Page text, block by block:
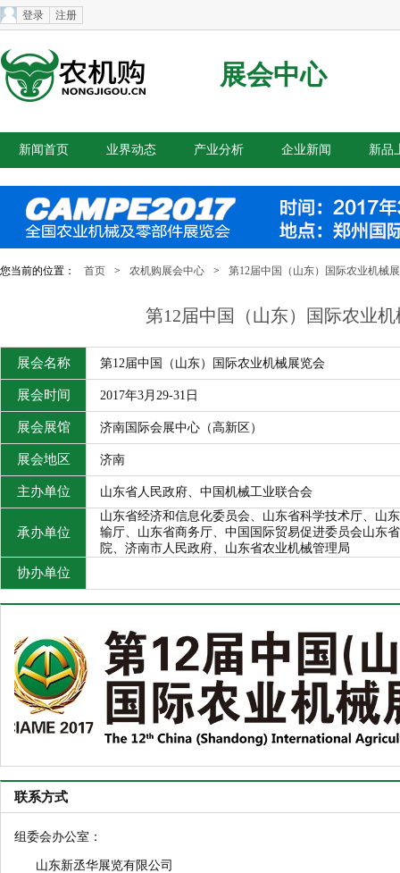
登录 注册
展会中心
新闻首页 业界动态 产业分析 企业新闻 新品
您当前的位置： 首页 > 农机购展会中心 > 第12届中国（山东）国际农业机械
第12届中国（山东）国际农业
展会名称 第12届中国（山东）国际农业机械展览会
展会时间 2017年3月29-31日
展会展馆 济南国际会展中心（高新区）
展会地区 济南
主办单位 山东省人民政府、中国机械工业联合会
承办单位
山东省经济和信息化委员会、山东省科学技术厅、山
输厅、山东省商务厅、中国国际贸易促进委员会山东
院、济南市人民政府、山东省农业机械管理局
协办单位
联系方式
组委会办公室：
山东新丞华展览有限公司